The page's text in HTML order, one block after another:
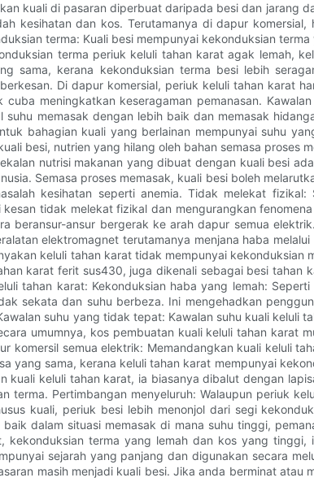
kuali di pasaran diperbuat daripada besi dan jarang
kesihatan dan kos. Terutamanya di dapur
terma: Kuali besi mempunyai kekonduksian
terma periuk keluli tahan karat agak lemah,
sama, kerana kekonduksian terma besi lebih
Di dapur komersial, periuk keluli tahan karat
meningkatkan keseragaman pemanasan.
memasak dengan lebih baik dan memasak
bahagian kuali yang berlainan mempunyai suhu
besi, nutrien yang hilang oleh bahan semasa
nutrisi makanan yang dibuat dengan kuali besi
Semasa proses memasak, kuali besi boleh
kesihatan seperti anemia. Tidak melekat
tidak melekat fizikal dan mengurangkan
beransur-ansur bergerak ke arah dapur semua
elektromagnet terutamanya menjana haba
keluli tahan karat tidak mempunyai
karat ferit sus430, juga dikenali sebagai besi
tahan karat: Kekonduksian haba yang lemah:
sekata dan suhu berbeza. Ini mengehadkan
suhu yang tidak tepat: Kawalan suhu kuali
umumnya, kos pembuatan kuali keluli tahan
komersil semua elektrik: Memandangkan kuali keluli
yang sama, kerana keluli tahan karat mempunyai
kuali keluli tahan karat, ia biasanya dibalut dengan
terma. Pertimbangan menyeluruh: Walaupun periuk
kuali, periuk besi lebih menonjol dari segi
dalam situasi memasak di mana suhu tinggi,
kekonduksian terma yang lemah dan kos yang
sejarah yang panjang dan digunakan secara
masih menjadi kuali besi. Jika anda berminat